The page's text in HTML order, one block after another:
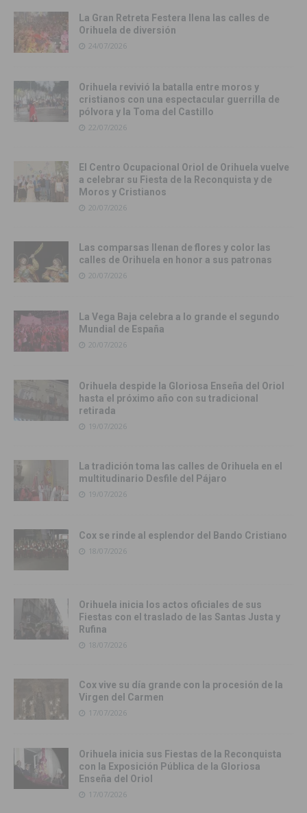
La Gran Retreta Festera llena las calles de
Orihuela de diversión
24/07/2026
Orihuela revivió la batalla entre moros y
cristianos con una espectacular guerrilla de
pólvora y la Toma del Castillo
22/07/2026
El Centro Ocupacional Oriol de Orihuela vuelve
a celebrar su Fiesta de la Reconquista y de
Moros y Cristianos
20/07/2026
Las comparsas llenan de flores y color las
calles de Orihuela en honor a sus patronas
20/07/2026
La Vega Baja celebra a lo grande el segundo
Mundial de España
20/07/2026
Orihuela despide la Gloriosa Enseña del Oriol
hasta el próximo año con su tradicional
retirada
19/07/2026
La tradición toma las calles de Orihuela en el
multitudinario Desfile del Pájaro
19/07/2026
Cox se rinde al esplendor del Bando Cristiano
18/07/2026
Orihuela inicia los actos oficiales de sus
Fiestas con el traslado de las Santas Justa y
Rufina
18/07/2026
Cox vive su día grande con la procesión de la
Virgen del Carmen
17/07/2026
Orihuela inicia sus Fiestas de la Reconquista
con la Exposición Pública de la Gloriosa
Enseña del Oriol
17/07/2026